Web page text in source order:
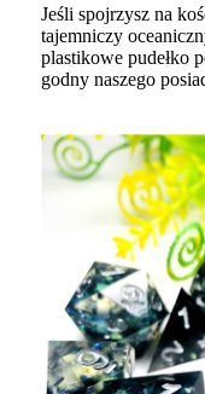
Jeśli spojrzysz na
tajemniczy
plastikowe pudełko
godny naszego